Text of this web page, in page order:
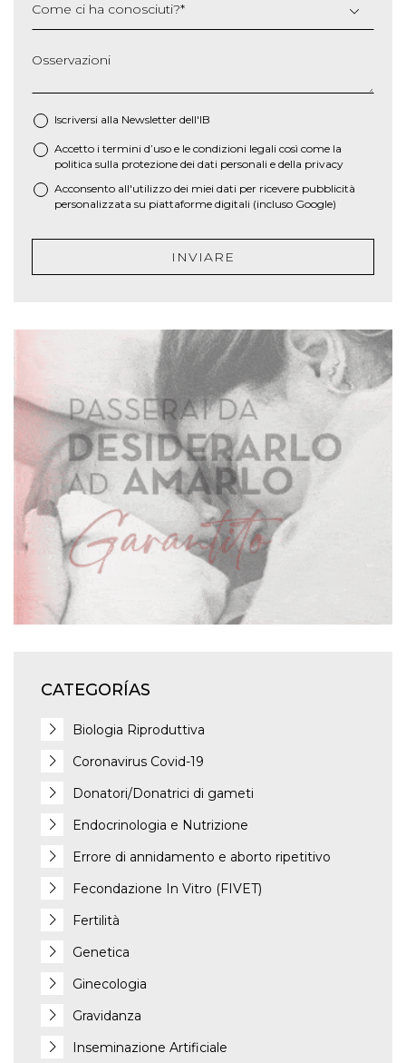
Come ci ha conosciuti?*
Osservazioni
Iscriversi alla Newsletter dell'IB
* Accetto i termini d’uso e le condizioni legali così come la
politica sulla protezione dei dati personali e della privacy
Acconsento all'utilizzo dei miei dati per ricevere pubblicità
personalizzata su piattaforme digitali (incluso Google)
INVIARE
CATEGORÍAS
Biologia Riproduttiva
Coronavirus Covid-19
Donatori/Donatrici di gameti
Endocrinologia e Nutrizione
Errore di annidamento e aborto ripetitivo
Fecondazione In Vitro (FIVET)
Fertilità
Genetica
Ginecologia
Gravidanza
Inseminazione Artificiale